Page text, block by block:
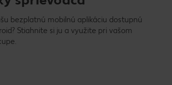
bezplatnú mobilnú aplikáciu dostupnú
Stiahnite si ju a využite pri vašom